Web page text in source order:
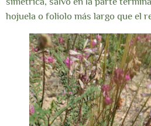
hojuela o foliolo más largo que el